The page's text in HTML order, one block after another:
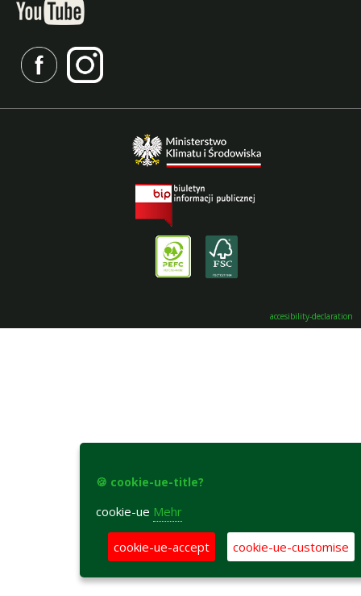
accesibility-declaration
🍪 cookie-ue-title?
cookie-ue Mehr
cookie-ue-accept cookie-ue-customise